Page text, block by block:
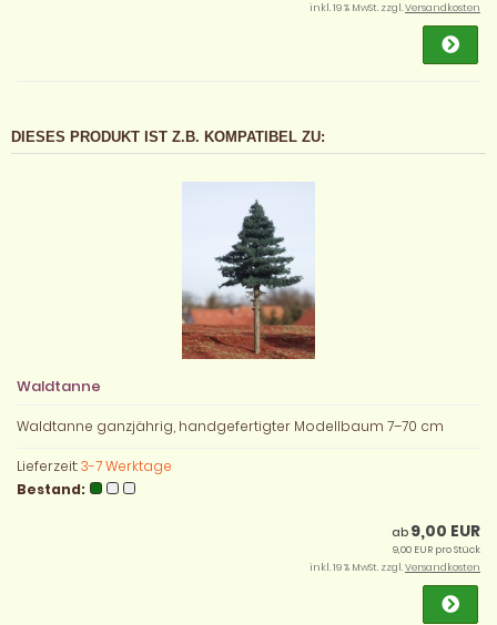
inkl. 19 % MwSt. zzgl.Versandkosten
DIESES PRODUKT IST Z.B. KOMPATIBEL ZU:
Waldtanne
Waldtanne ganzjährig, handgefertigter Modellbaum 7–70 cm
Lieferzeit:3-7 Werktage
Bestand:
ab 9,00 EUR
9,00 EUR pro Stück
inkl. 19 % MwSt. zzgl.Versandkosten